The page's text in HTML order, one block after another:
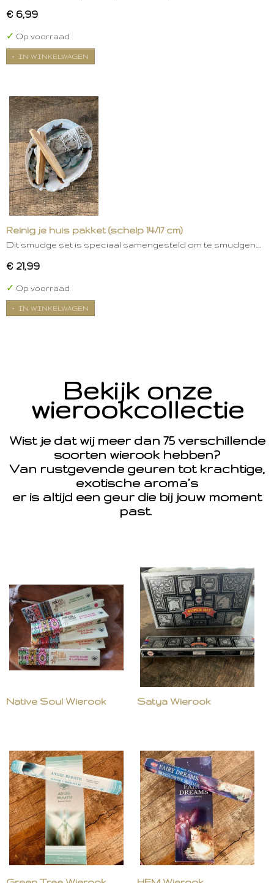
€ 6,99
✓ Op voorraad
IN WINKELWAGEN
Reinig je huis pakket (schelp 14/17 cm)
Dit smudge set is speciaal samengesteld om te smudgen.…
€ 21,99
✓ Op voorraad
IN WINKELWAGEN
Bekijk onze
wierookcollectie
Wist je dat wij meer dan 75 verschillende
soorten wierook hebben?
Van rustgevende geuren tot krachtige,
exotische aroma’s
er is altijd een geur die bij jouw moment
past.
Native Soul Wierook Satya Wierook